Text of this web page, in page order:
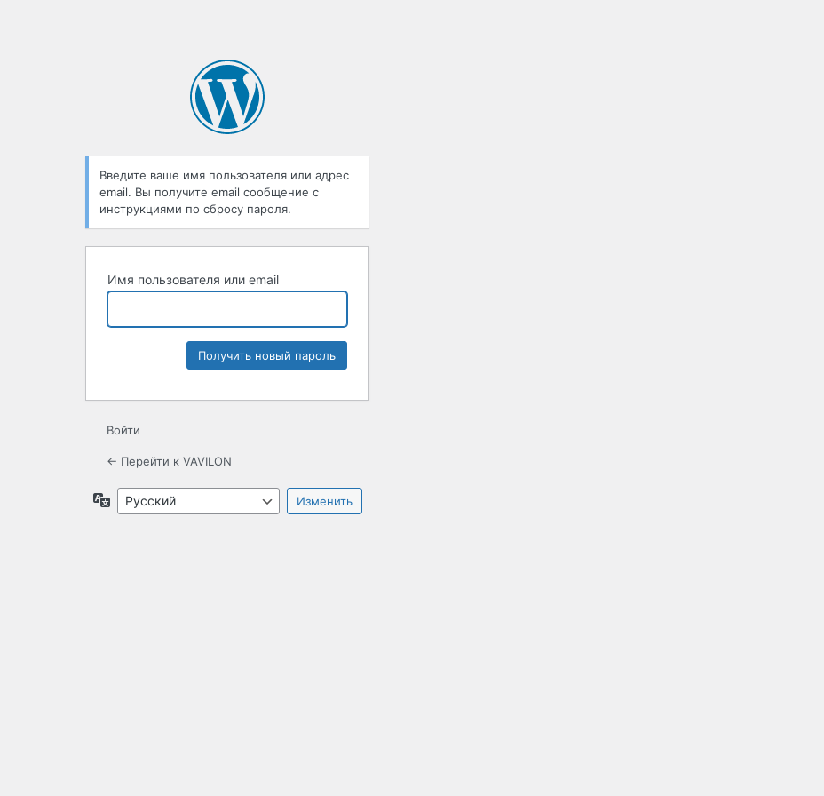
Введите ваше имя пользователя или адрес
email. Вы получите email сообщение с
инструкциями по сбросу пароля.
Имя пользователя или email
Войти
← Перейти к VAVILON
Язык